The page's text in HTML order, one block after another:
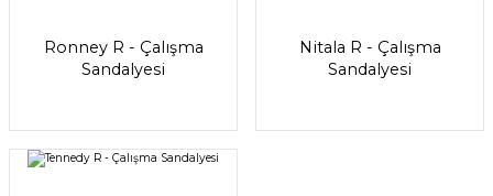
Ronney R - Çalışma
Sandalyesi
Nitala R - Çalışma
Sandalyesi